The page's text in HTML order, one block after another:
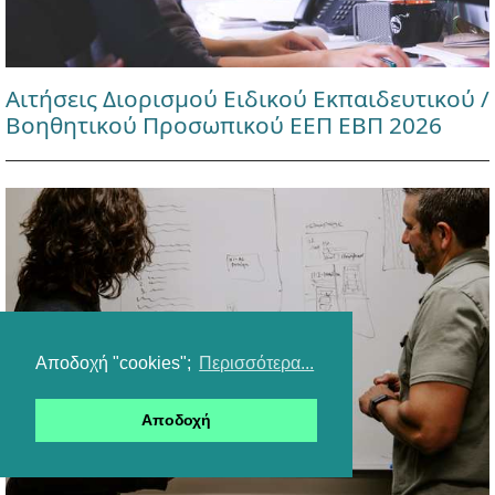
Αποδοχή "cookies"; Περισσότερα...
Αποδοχή
Αιτήσεις Διορισμού Ειδικού Εκπαιδευτικού /
Βοηθητικού Προσωπικού ΕΕΠ ΕΒΠ 2026